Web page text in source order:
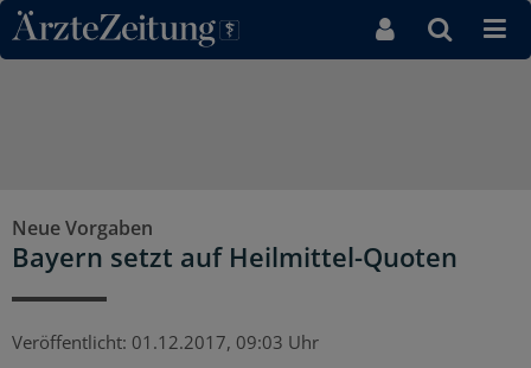
Direkt zum Inhaltsbereich
Neue Vorgaben
Bayern setzt auf Heilmittel-Quoten
Veröffentlicht: 01.12.2017, 09:03 Uhr